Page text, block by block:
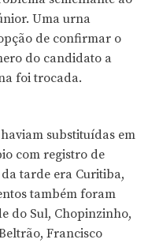
Uma urna
de confirmar o
do candidato a
foi trocada.
substituídas em
com registro de
tarde era Curitiba,
também foram
do Sul, Chopinzinho,
Francisco